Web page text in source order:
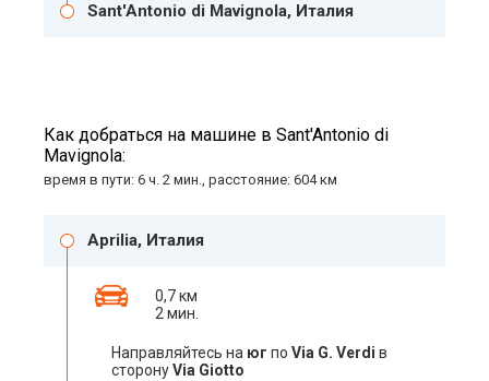
Sant'Antonio di Mavignola, Италия
Как добраться на машине в Sant'Antonio di
Mavignola:
время в пути: 6 ч. 2 мин., расстояние: 604 км
Aprilia, Италия
0,7 км
2 мин.
Направляйтесь на юг по Via G. Verdi в
сторонуVia Giotto